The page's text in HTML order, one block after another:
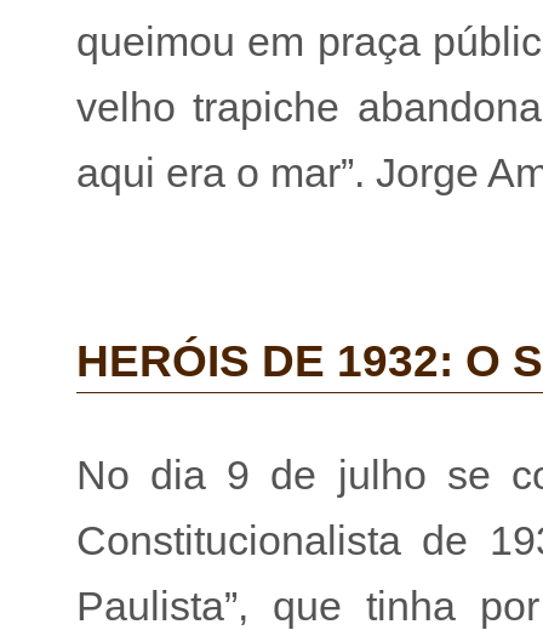
queimou em praça
velho trapiche
aqui era o mar”. Jorge
HERÓIS DE 1932: O
No dia 9 de julho se
Constitucionalista de
Paulista”, que tinha